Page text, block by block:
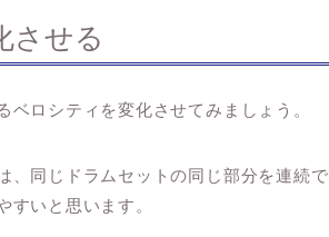
させる
ベロシティを変化させてみましょう。
、同じドラムセットの同じ部分を連続で
すいと思います。